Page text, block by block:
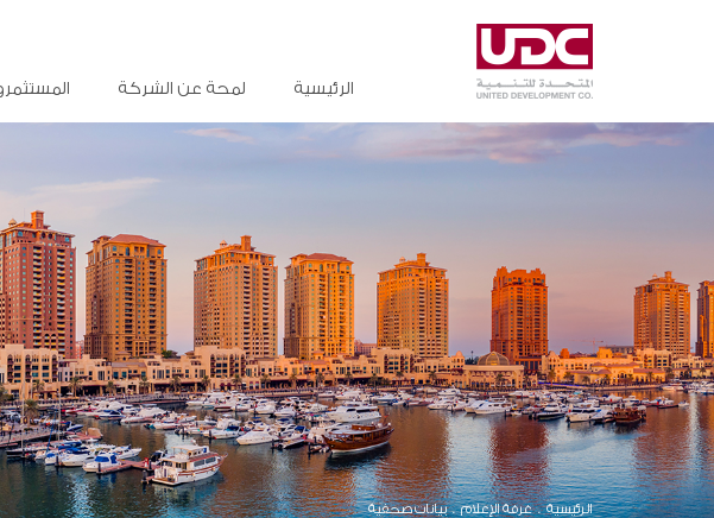
الرئيسية لمحة عن الشركة
الرئيسية غرفة الإعلام بيانات صحفية